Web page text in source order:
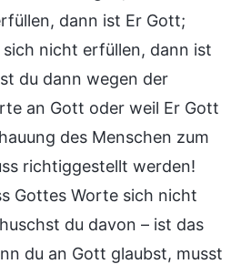
dann ist Er Gott;
nicht erfüllen, dann ist
du dann wegen der
an Gott oder weil Er Gott
des Menschen zum
richtiggestellt werden!
Gottes Worte sich nicht
du davon – ist das
du an Gott glaubst, musst